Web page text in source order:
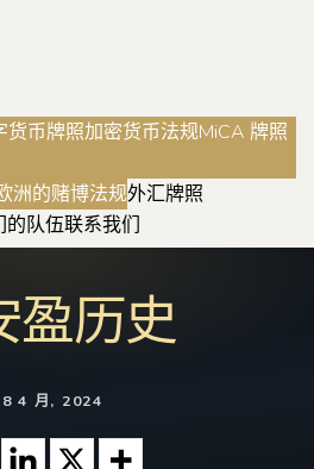
货币牌照加密货币法规MiCA 牌照
洲的赌博法规外汇牌照
的队伍联系我们
盈历史
4 月, 2024